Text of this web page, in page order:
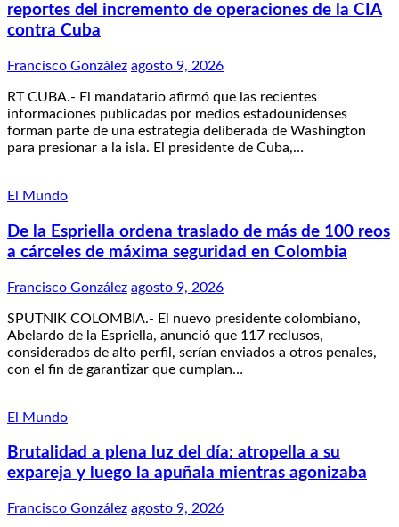
reportes del incremento de operaciones de la CIA
contra Cuba
Francisco González agosto 9, 2026
RT CUBA.- El mandatario afirmó que las recientes
informaciones publicadas por medios estadounidenses
forman parte de una estrategia deliberada de Washington
para presionar a la isla. El presidente de Cuba,…
El Mundo
De la Espriella ordena traslado de más de 100 reos
a cárceles de máxima seguridad en Colombia
Francisco González agosto 9, 2026
SPUTNIK COLOMBIA.- El nuevo presidente colombiano,
Abelardo de la Espriella, anunció que 117 reclusos,
considerados de alto perfil, serían enviados a otros penales,
con el fin de garantizar que cumplan…
El Mundo
Brutalidad a plena luz del día: atropella a su
expareja y luego la apuñala mientras agonizaba
Francisco González agosto 9, 2026